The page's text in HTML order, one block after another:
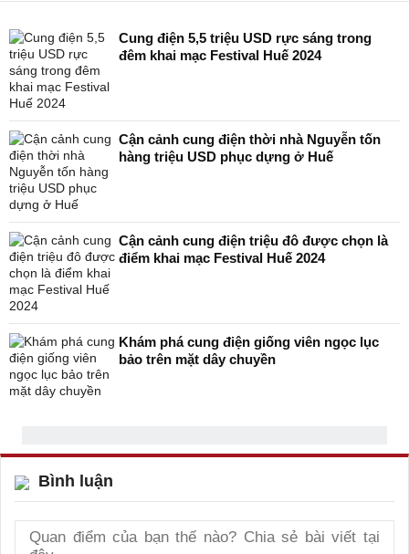
Cung điện 5,5 triệu USD rực sáng trong
đêm khai mạc Festival Huế 2024
Cận cảnh cung điện thời nhà Nguyễn tốn
hàng triệu USD phục dựng ở Huế
Cận cảnh cung điện triệu đô được chọn là
điểm khai mạc Festival Huế 2024
Khám phá cung điện giống viên ngọc lục
bảo trên mặt dây chuyền
Bình luận